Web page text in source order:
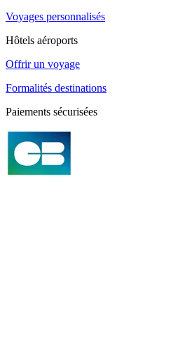
Voyages personnalisés
Hôtels aéroports
Offrir un voyage
Formalités destinations
Paiements sécurisées